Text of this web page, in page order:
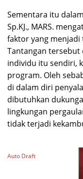
Sementara itu
Sp.KJ., MARS.
faktor yang
Tantangan
individu itu sendiri,
program. Oleh
di dalam diri
dibutuhkan
lingkungan
tidak terjadi
Auto Draft